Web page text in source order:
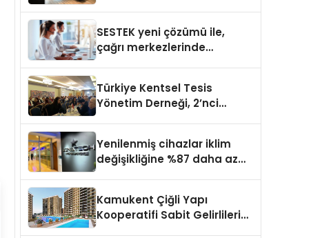
SESTEK yeni çözümü ile,
çağrı merkezlerinde
Türkiye Kentsel Tesis
Yönetim Derneği, 2’nci
Yenilenmiş cihazlar iklim
değişikliğine %87 daha az
Kamukent Çiğli Yapı
Kooperatifi Sabit Gelirlileri